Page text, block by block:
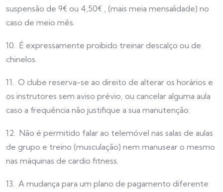
suspensão de 9€ ou 4,50€ , (mais meia mensalidade) no
caso de meio mês.
10. É expressamente proibido treinar descalço ou de
chinelos.
11. O clube reserva-se ao direito de alterar os horários e
os instrutores sem aviso prévio, ou cancelar alguma aula
caso a frequência não justifique a sua manutenção.
12. Não é permitido falar ao telemóvel nas salas de aulas
de grupo e treino (musculação) nem manusear o mesmo
nas máquinas de cardio fitness.
13. A mudança para um plano de pagamento diferente